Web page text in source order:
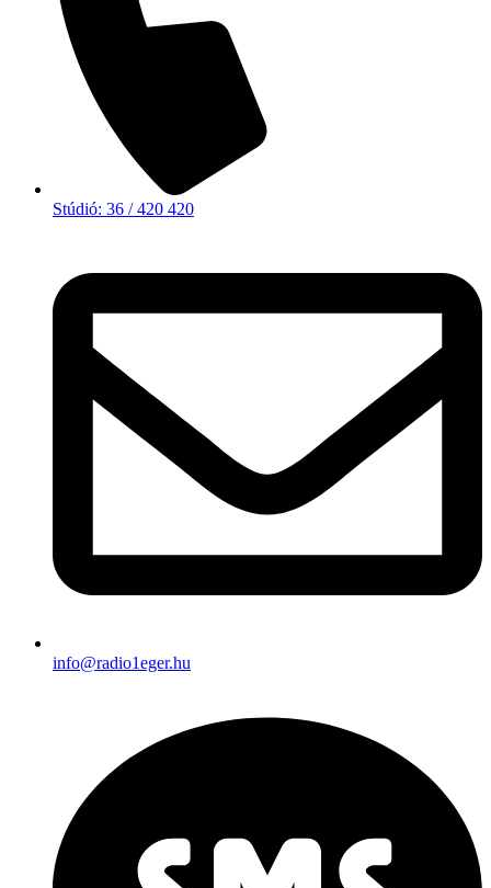
Stúdió: 36 / 420 420
info@radio1eger.hu